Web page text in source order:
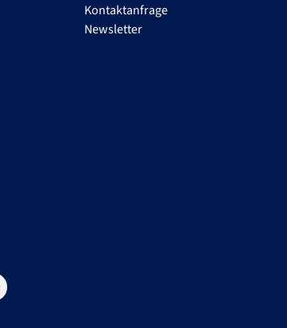
Kontaktanfrage
Newsletter